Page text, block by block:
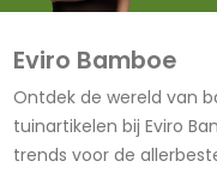
Eviro Bamboe
Ontdek de wereld van
tuinartikelen bij Eviro
trends voor de